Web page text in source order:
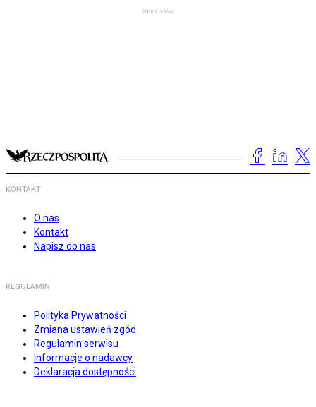
KONTAKT
O nas
Kontakt
Napisz do nas
REGULAMIN
Polityka Prywatności
Zmiana ustawień zgód
Regulamin serwisu
Informacje o nadawcy
Deklaracja dostępności